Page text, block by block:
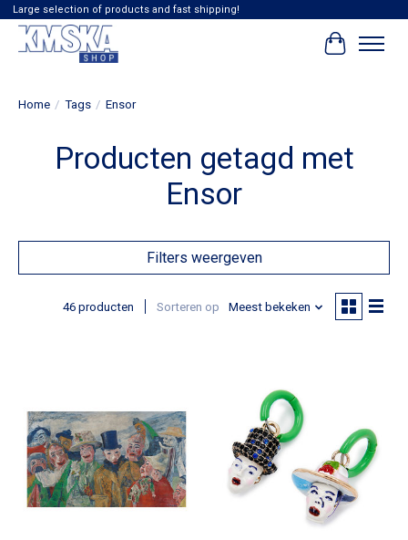
Large selection of products and fast shipping!
Home / Tags / Ensor
Producten getagd met
Ensor
Filters weergeven
46 producten Sorteren op Meest bekeken